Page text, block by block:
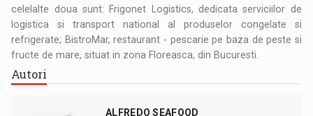
celelalte doua sunt: Frigonet Logistics, dedicata serviciilor de
logistica si transport national al produselor congelate si
refrigerate; BistroMar, restaurant - pescarie pe baza de peste si
fructe de mare, situat in zona Floreasca, din Bucuresti.
Autori
ALFREDO SEAFOOD